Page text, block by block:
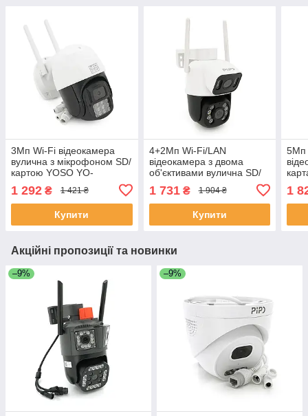
3Мп Wi-Fi відеокамера
вулична з мікрофоном SD/
картою YOSO YO-
mm V380 ЕКОБОКС
1 292 ₴ 1 421 ₴
Купити
4+2Мп Wi-Fi/LAN
відеокамера з двома
об'єктивами вулична SD/
карта PP-IPC35D4MP25
PTZ 2.8 mm ICSee
ЕКОБОКС
1 731₴ 1 904 ₴
Купити
5Мп
mm
1
Акційні пропозиції та новинки
–9% –9%